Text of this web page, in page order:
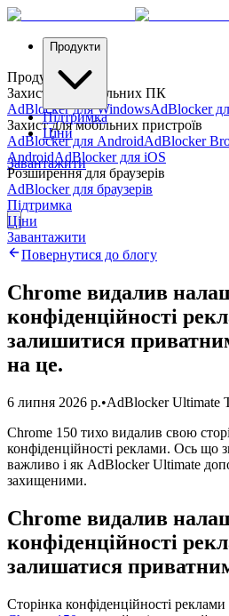
Продукти
Підтримка
Ціни
Завантажити
Продукти
Захист для настільних ПК
AdBlocker для WindowsAdBlocker
Захист для мобільних пристроїв
AdBlocker для AndroidAdBlocker
AndroidAdBlocker для iOS
Розширення для браузерів
AdBlocker для браузерів
Підтримка
Ціни
Завантажити
Повернутися до блогу
Chrome видалив
конфіденційності
залишитися
на це.
6 липня 2026 р.•AdBlocker Ultimate
Chrome 150 тихо видалив свою
конфіденційності реклами. Ось що
важливо і як AdBlocker Ultimate
захищеними.
Chrome видалив
конфіденційності
залишатися
Сторінка конфіденційності